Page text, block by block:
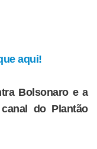
aqui!
Bolsonaro e a
do Plantão